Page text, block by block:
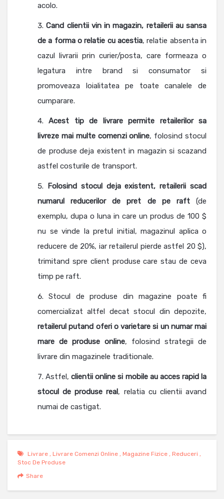
acolo.
Cand clientii vin in magazin, retailerii au sansa
de a forma o relatie cu acestia, relatie absenta in
cazul livrarii prin curier/posta, care formeaza o
legatura intre brand si consumator si
promoveaza loialitatea pe toate canalele de
cumparare.
Acest tip de livrare permite retailerilor sa
livreze mai multe comenzi online, folosind stocul
de produse deja existent in magazin si scazand
astfel costurile de transport.
Folosind stocul deja existent, retailerii scad
numarul reducerilor de pret de pe raft(de
exemplu, dupa o luna in care un produs de 100 $
nu se vinde la pretul initial, magazinul aplica o
reducere de 20%, iar retailerul pierde astfel 20 $),
trimitand spre client produse care stau de ceva
timp pe raft.
Stocul de produse din magazine poate fi
comercializat altfel decat stocul din depozite,
retailerul putand oferi o varietare si un numar mai
mare de produse online, folosind strategii de
livrare din magazinele traditionale.
Astfel,clientii online si mobile au acces rapid la
stocul de produse real, relatia cu clientii avand
numai de castigat.
Livrare Livrare Comenzi Online Magazine Fizice Reduceri
Stoc De Produse
Share